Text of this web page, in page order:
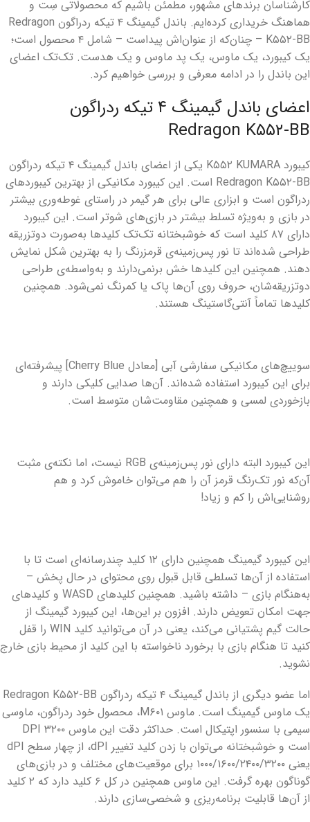
کارشناسان برندهای مشهور، مطمئن باشیم که محصولاتی سِت و
هماهنگ خریداری کرده‌ایم. باندل گیمینگ ۴ تیکه ردراگون Redragon
K۵۵۲-BB – چنان‌که از عنوان‌اش پیداست – شامل ۴ محصول است؛
یک کیبورد، یک ماوس، یک پد ماوس و یک هدست. تک‌تک اعضای
این باندل را در ادامه معرفی و بررسی خواهیم کرد.
اعضای باندل گیمینگ ۴ تیکه ردراگون
Redragon K۵۵۲-BB
کیبورد K۵۵۲ KUMARA یکی از اعضای باندل گیمینگ ۴ تیکه ردراگون
Redragon K۵۵۲-BB است. این کیبورد مکانیکی از بهترین کیبوردهای
ردراگون است و ابزاری عالی برای هر گیمر در راستای غوطه‌وری بیشتر
در بازی و به‌ویژه تسلط بیشتر در بازی‌های شوتر است. این کیبورد
دارای ۸۷ کلید است که خوشبختانه تک‌تک کلیدها به‌صورت دوتزریقه
طراحی شده‌اند تا نور پس‌زمینه‌ی قرمزرنگ را به بهترین شکل نمایش
دهند. همچنین این کلیدها خش برنمی‌دارند و به‌واسطه‌ی طراحی
دوتزریقه‌شان، حروف روی آن‌ها پاک یا کمرنگ نمی‌شود. همچنین
کلیدها تماماً آنتی‌گاستینگ هستند.
سوییچ‌های مکانیکی سفارشی آبی [معادل Cherry Blue] پیشرفته‌ای
برای این کیبورد استفاده شده‌اند. آن‌ها صدایی کلیکی دارند و
بازخوردی لمسی و همچنین مقاومت‌شان متوسط است.
این کیبورد البته دارای نور پس‌زمینه‌ی RGB نیست، اما نکته‌ی مثبت
آن‌که نور تک‌رنگ قرمز آن را هم می‌توان خاموش کرد و هم
روشنایی‌اش را کم و زیاد!
این کیبورد گیمینگ همچنین دارای ۱۲ کلید چندرسانه‌ای است تا با
استفاده از آن‌ها تسلطی قابل قبول روی محتوای در حال پخش –
به‌هنگام بازی – داشته باشید. همچنین کلیدهای WASD و کلیدهای
جهت‌ امکان تعویض دارند. افزون بر این‌ها، این کیبورد گیمینگ از
حالت گیم پشتیانی می‌کند، یعنی در آن می‌توانید کلید WIN را قفل
کنید تا هنگام بازی با برخورد ناخواسته با این کلید از محیط بازی خارج
نشوید.
اما عضو دیگری از باندل گیمینگ ۴ تیکه ردراگون Redragon K۵۵۲-BB
یک ماوس گیمینگ است. ماوس M۶۰۱، محصول خود ردراگون، ماوسی
سیمی با سنسور اپتیکال است. حداکثر دقت این ماوس ۳۲۰۰ DPI
است و خوشبختانه می‌توان با زدن کلید تغییر dPI، از چهار سطح dPI
یعنی ۱۰۰۰/۱۶۰۰/۲۴۰۰/۳۲۰۰ برای موقعیت‌های مختلف و در بازی‌های
گوناگون بهره گرفت. این ماوس همچنین در کل ۶ کلید دارد که ۲ کلید
از آن‌ها قابلیت برنامه‌ریزی و شخصی‌سازی دارند.